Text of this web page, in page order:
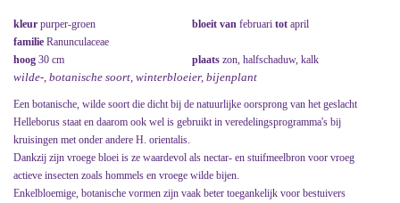
kleur purper-groen bloeit van februari tot april
familie Ranunculaceae
hoog 30 cm plaats zon, halfschaduw, kalk
wilde-, botanische soort, winterbloeier, bijenplant
Een botanische, wilde soort die dicht bij de natuurlijke oorsprong van het geslacht
Helleborus staat en daarom ook wel is gebruikt in veredelingsprogramma's bij
kruisingen met onder andere H. orientalis.
Dankzij zijn vroege bloei is ze waardevol als nectar- en stuifmeelbron voor vroeg
actieve insecten zoals hommels en vroege wilde bijen.
Enkelbloemige, botanische vormen zijn vaak beter toegankelijk voor bestuivers